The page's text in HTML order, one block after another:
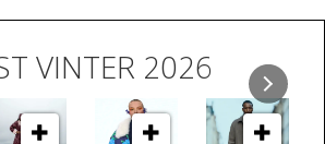
VINTER 2026